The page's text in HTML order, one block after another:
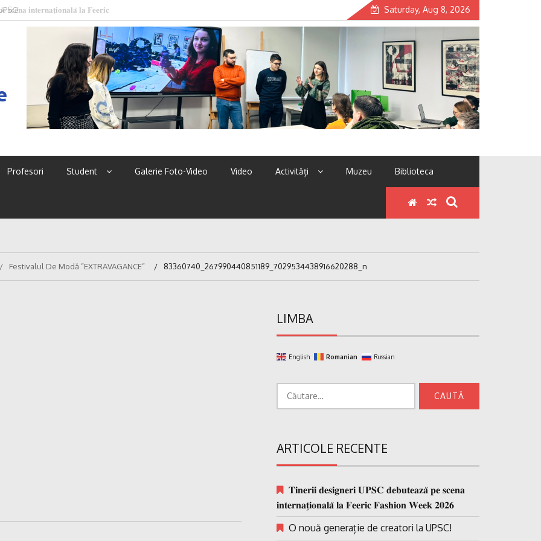
Saturday, Aug 8, 2026
Profesori Student Galerie Foto-Video Video Activități Muzeu Biblioteca
Festivalul De Modă ”EXTRAVAGANCE” 83360740_267990440851189_7029534438916620288_n
LIMBA
English Romanian Russian
ARTICOLE RECENTE
𝐓𝐢𝐧𝐞𝐫𝐢𝐢 𝐝𝐞𝐬𝐢𝐠𝐧𝐞𝐫𝐢 𝐔𝐏𝐒𝐂 𝐝𝐞𝐛𝐮𝐭𝐞𝐚𝐳𝐚̆ 𝐩𝐞 𝐬𝐜𝐞𝐧𝐚
𝐢𝐧𝐭𝐞𝐫𝐧𝐚𝐭̗𝐢𝐨𝐧𝐚𝐥𝐚̆ 𝐥𝐚 𝐅𝐞𝐞𝐫𝐢𝐜 𝐅𝐚𝐬𝐡𝐢𝐨𝐧 𝐖𝐞𝐞𝐤 𝟐𝟎𝟐𝟔
O nouă generație de creatori la UPSC!